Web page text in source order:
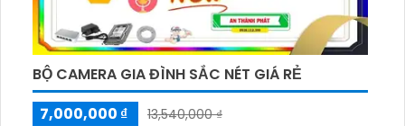
BỘ CAMERA GIA ĐÌNH SẮC NÉT GIÁ RẺ
7,000,000 ₫
13,540,000 ₫